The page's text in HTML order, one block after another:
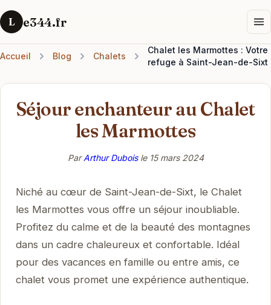
L e344.fr
Accueil Blog Chalets
Chalet les Marmottes : Votre
refuge à Saint-Jean-de-Sixt
Séjour enchanteur au Chalet
les Marmottes
ParArthur Duboisle 15 mars 2024
Niché au cœur de Saint-Jean-de-Sixt, le Chalet
les Marmottes vous offre un séjour inoubliable.
Profitez du calme et de la beauté des montagnes
dans un cadre chaleureux et confortable. Idéal
pour des vacances en famille ou entre amis, ce
chalet vous promet une expérience authentique.